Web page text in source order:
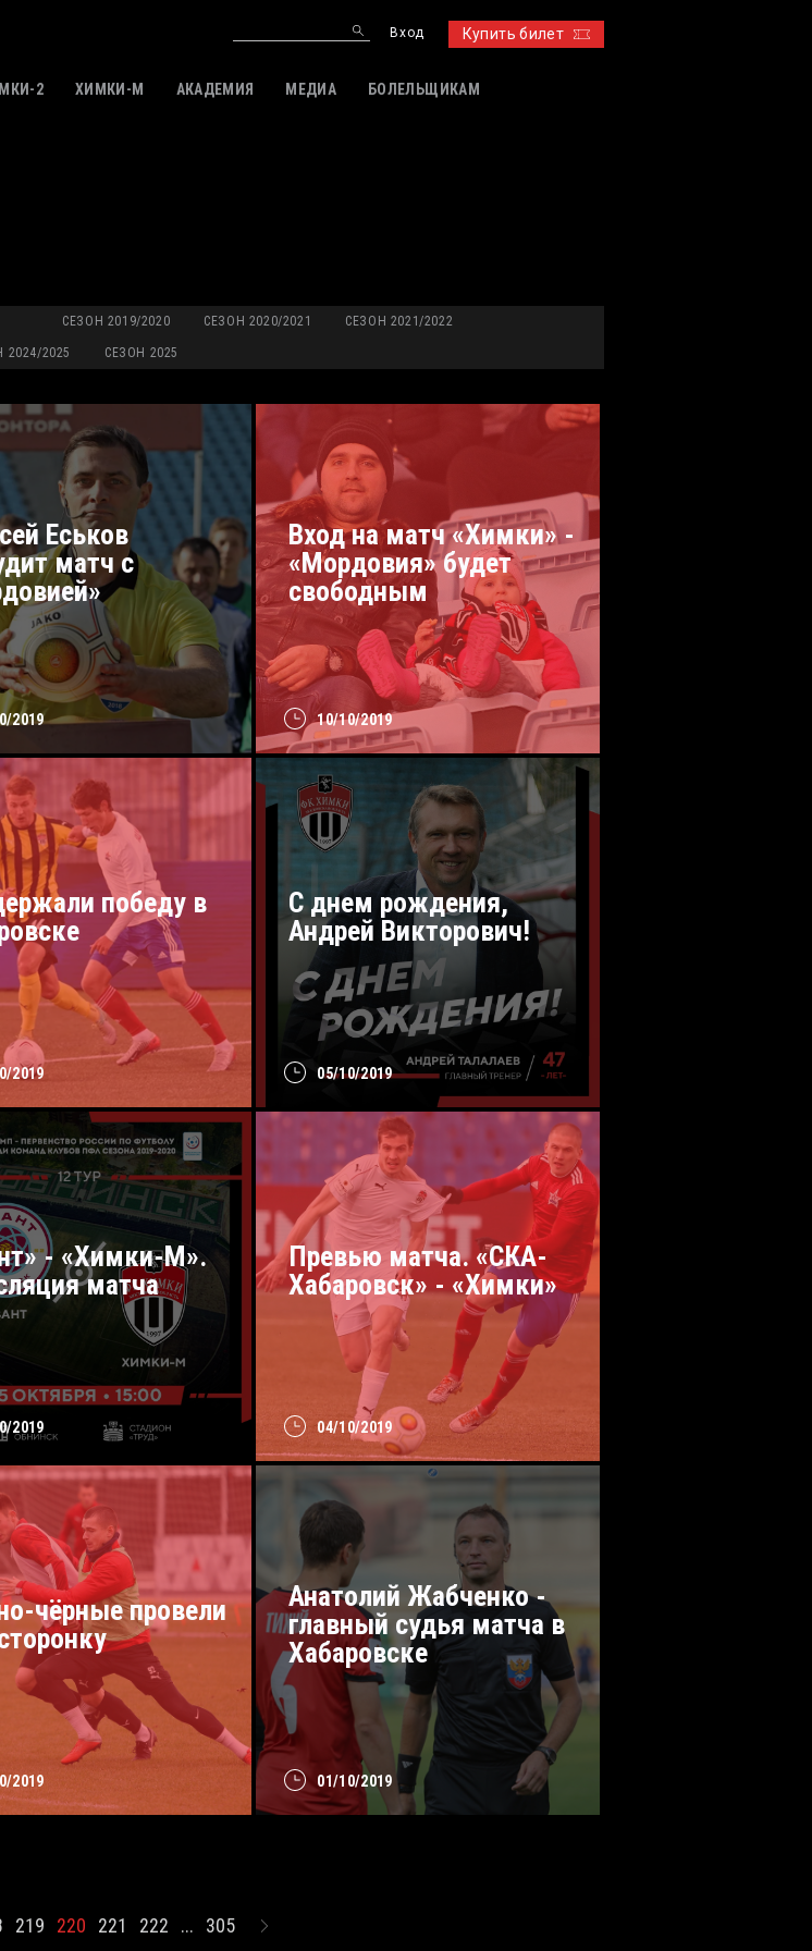
Купить билет
Вход
2 ХИМКИ-M АКАДЕМИЯ МЕДИА БОЛЕЛЬЩИКАМ
СЕЗОН 2019/2020 СЕЗОН 2020/2021 СЕЗОН 2021/2022
2024/2025 СЕЗОН 2025
2019
Еськов
матч с
10/10/2019
Вход на матч «Химки» -
«Мордовия» будет
свободным
2019
победу в
05/10/2019
С днем рождения,
Андрей Викторович!
2019
- «Химки-М».
матча
04/10/2019
Превью матча. «СКА-
Хабаровск» - «Химки»
2019
чёрные провели
01/10/2019
Анатолий Жабченко -
главный судья матча в
Хабаровске
219 220 221 222 ... 305